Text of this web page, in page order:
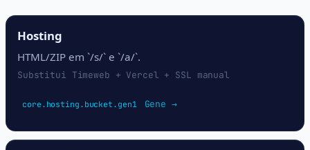
Hosting
HTML/ZIP em `/s/` e `/a/`.
Substitui Timeweb + Vercel + SSL manual
core.hosting.bucket.gen1 Gene →